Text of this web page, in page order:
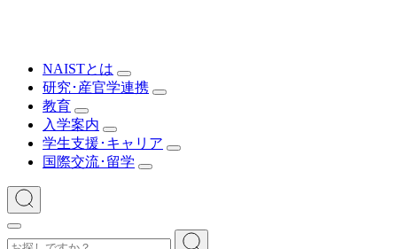
NAISTとは
研究･産官学連携
教育
入学案内
学生支援･キャリア
国際交流･留学